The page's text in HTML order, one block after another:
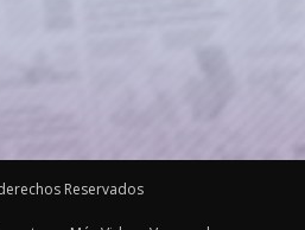
Reservados